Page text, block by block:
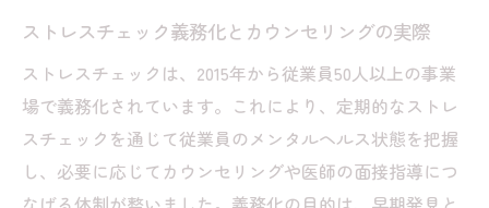
ストレスチェック義務化とカウンセリングの実際
ストレスチェックは、2015年から従業員50人以上の事業
場で義務化されています。これにより、定期的なストレ
スチェックを通じて従業員のメンタルヘルス状態を把握
し、必要に応じてカウンセリングや医師の面接指導につ